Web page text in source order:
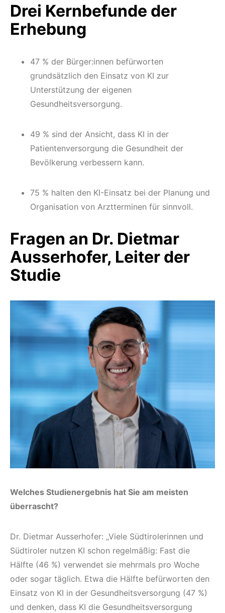
Drei Kernbefunde der
Erhebung
47 % der Bürger:innen befürworten
grundsätzlich den Einsatz von KI zur
Unterstützung der eigenen
Gesundheitsversorgung.
49 % sind der Ansicht, dass KI in der
Patientenversorgung die Gesundheit der
Bevölkerung verbessern kann.
75 % halten den KI-Einsatz bei der Planung und
Organisation von Arztterminen für sinnvoll.
Fragen an Dr. Dietmar
Ausserhofer, Leiter der
Studie
Welches Studienergebnis hat Sie am meisten
überrascht?
Dr. Dietmar Ausserhofer: „Viele Südtirolerinnen und
Südtiroler nutzen KI schon regelmäßig: Fast die
Hälfte (46 %) verwendet sie mehrmals pro Woche
oder sogar täglich. Etwa die Hälfte befürworten den
Einsatz von KI in der Gesundheitsversorgung (47 %)
und denken, dass KI die Gesundheitsversorgung